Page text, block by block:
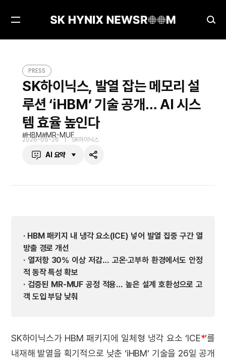
검
색
메
PRESS
SK하이닉스, 발열 잡는 메모리 설
루션 ‘iHBM’ 기술 공개… AI 시스
템 효율 높인다
HBM MR-MUF
2026-05-26 SK하이닉스
AI 요약
공
· HBM 패키지 내 냉각 요소(ICE) 넣어 발열 집중 구간 열
방출 경로 개선
· 열저항 30% 이상 저감… 고온·고부하 환경에서도 안정
적 동작 특성 확보
· 검증된 MR-MUF 공정 적용… 높은 설계 호환성으로 고
객 도입 부담 낮춰
SK하이닉스가 HBM 패키지에 일체형 냉각 요소 ‘ICE*’를
내재해 발열을 획기적으로 낮춘 ‘iHBM’ 기술을 26일 공개